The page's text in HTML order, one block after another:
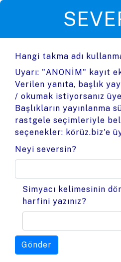
Hangi takma adı
Uyarı: "ANONİM" kayıt
Verilen yanıta, başlık
/ okumak istiyorsanız
Başlıkların yayınlanma
rastgele seçimleriyle
seçenekler: körüz.biz'e
Neyi seversin?
Simyacı kelimesinin
harfini yazınız?